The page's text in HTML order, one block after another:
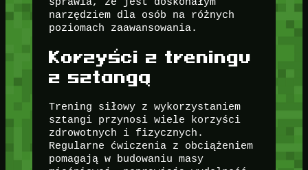
narzędziem dla osób na różnych
poziomach zaawansowania.
Korzyści z treningu
z sztangą
Trening siłowy z wykorzystaniem
sztangi przynosi wiele korzyści
zdrowotnych i fizycznych.
Regularne ćwiczenia z obciążeniem
pomagają w budowaniu masy